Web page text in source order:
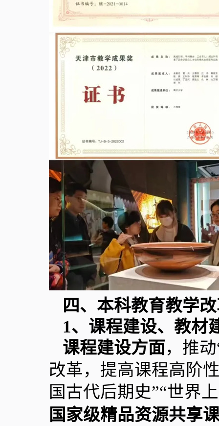
四、本科教育教学
1、课程建设、教材
课程建设方面，推
改革，提高课程高阶
国古代后期史”“世界
国家级精品资源共享